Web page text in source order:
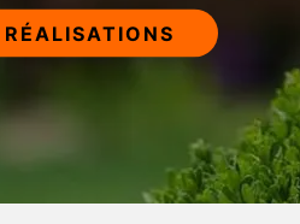
RÉALISATIONS